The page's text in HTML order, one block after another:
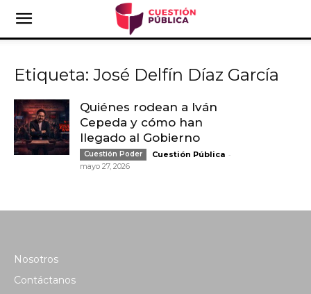
Etiqueta: José Delfín Díaz García
Quiénes rodean a Iván
Cepeda y cómo han
llegado al Gobierno
Cuestión Poder Cuestión Pública -
mayo 27, 2026
Nosotros
Contáctanos